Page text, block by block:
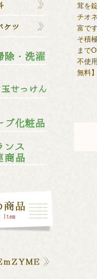
茸を
チオ
富で
そ積
まで
不使
無料